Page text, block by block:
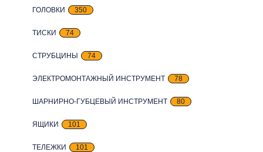
ГОЛОВКИ 350
ТИСКИ 74
СТРУБЦИНЫ 74
ЭЛЕКТРОМОНТАЖНЫЙ ИНСТРУМЕНТ 78
ШАРНИРНО-ГУБЦЕВЫЙ ИНСТРУМЕНТ 80
ЯЩИКИ 101
ТЕЛЕЖКИ 101